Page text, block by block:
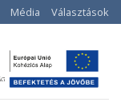
Média Választások